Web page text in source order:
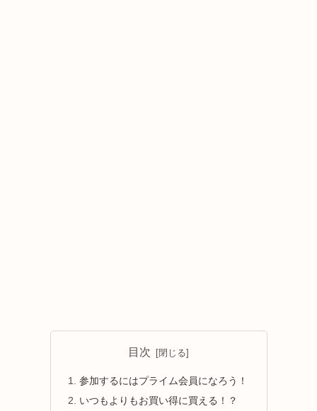
目次
参加するにはプライム会員になろう！
いつもよりもお買い得に買える！？